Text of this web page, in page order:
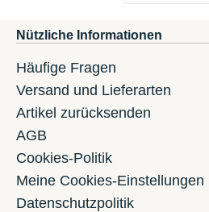
Nützliche Informationen
Häufige Fragen
Versand und Lieferarten
Artikel zurücksenden
AGB
Cookies-Politik
Meine Cookies-Einstellungen
Datenschutzpolitik